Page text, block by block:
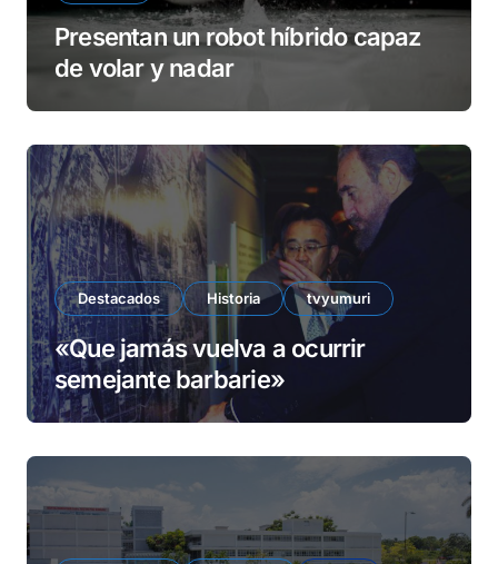
Presentan un robot híbrido capaz
de volar y nadar
Destacados Historia tvyumuri
«Que jamás vuelva a ocurrir
semejante barbarie»